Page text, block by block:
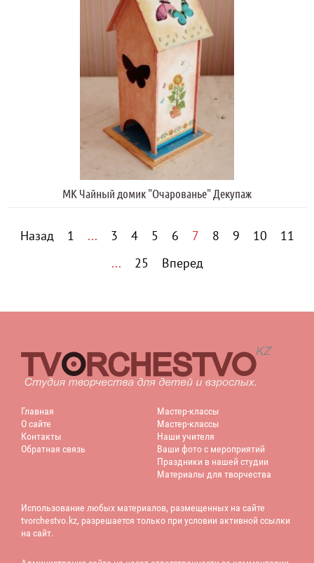
МК Чайный домик "Очарованье" Декупаж
Назад 1 ... 3 4 5 6 7 8 9 10
11
...
25 Вперед
Главная
О сайте
Контакты
Обратная связь
Мастер-классы
Мастер-классы
Наши учителя
Ваши фото с мероприятий
Праздники в нашей студии
Материалы для творчества
Использование любых материалов, размещенных на сайте
tvorchestvo.kz, разрешается только при условии активной ссылки
на сайт.